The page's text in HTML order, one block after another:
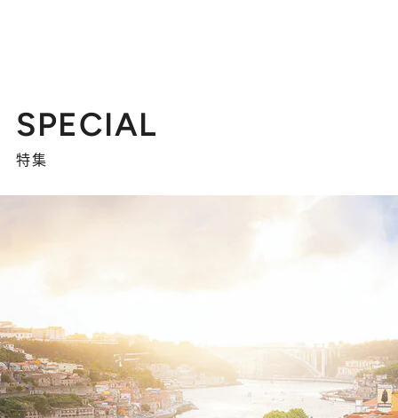
SPECIAL
特集